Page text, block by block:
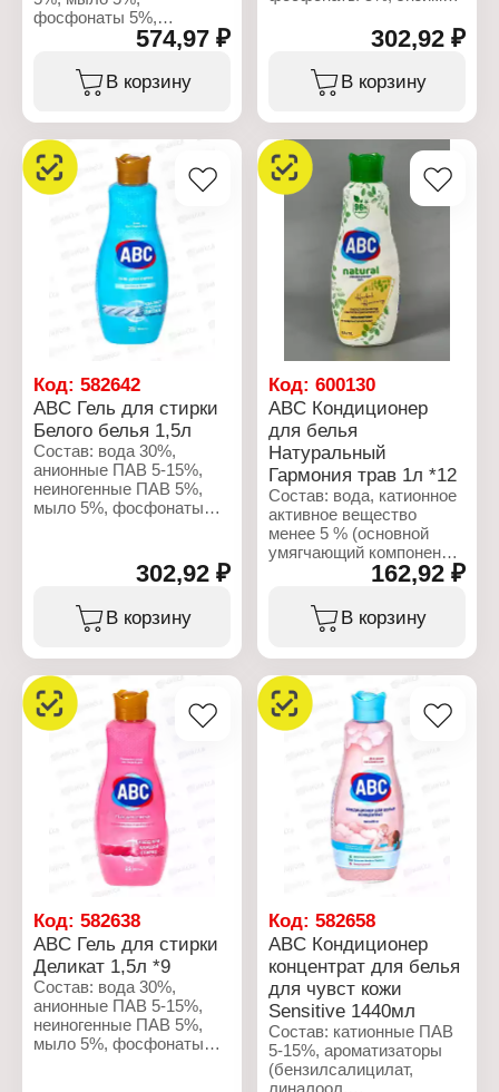
фосфонаты 5%,
ароматизатор, защитное
Характеристики:
для стирки
Назначение: для
цветного белья
Действие: защита цвета
Форма выпуска: гель
Объем: 3 л
574,97 ₽
В корзину
(метилхлороизотиазолинон,
метилизотиазолинон,
бензизотиазолинон) 5%.
Характеристики:
Бренд: ABC
Тип товара: Средство
для стирки
Назначение: для черного
Действие:
предотвращает
выцветание
Форма выпуска: гель
Объем: 1,5 л
302,92 ₽
В корзину
Код: 582642
ABC Гель для стирки
Белого белья 1,5л
Состав: вода 30%,
анионные ПАВ 5-15%,
неиногенные ПАВ 5%,
мыло 5%, фосфонаты
отбеливатели 5%,
парфюмерная
композиция 5%,
консервант 5%.
Характеристики:
Бренд: ABC
Тип товара: Средство
для стирки
Назначение: для белого
Действие: удаляет
трудные пятна
Форма выпуска: гель
Объем: 1,5 л
302,92 ₽
В корзину
Код:600130
ABC Кондиционер
для белья
Натуральный
Гармония трав 1л *12
Состав: вода, катионное
активное вещество
менее 5 % (основной
умягчающий компонент),
парфюмерная
композиция (отдушка),
глицерин (увлажняющий
агент), защитное
кислота, феноксиэтанол,
бензойная кислота,
дегидроуксусная
кислота, тетранатрия
ЭДТА, линалол,
гексилциннамал,
цитронеллол,
бензилсалицилат,
амилциннамал, лимонен,
кумарин, оксид титана
(CI 77891) — придаёт
11680, CI 74260)
Характеристики:
Бренд: ABC
Тип товара: Кондиционер
для белья
Название: "Natural Herbal
harmony"
Объем: 1 л
162,92 ₽
В корзину
Код: 582638
ABC Гель для стирки
Деликат 1,5л *9
Состав: вода 30%,
анионные ПАВ 5-15%,
неиногенные ПАВ 5%,
мыло 5%, фосфонаты
Код:582658
ABC Кондиционер
концентрат для белья
для чувст кожи
Sensitive 1440мл
Состав: катионные ПАВ
5-15%, ароматизаторы
(бензилсалицилат,
линалоол,